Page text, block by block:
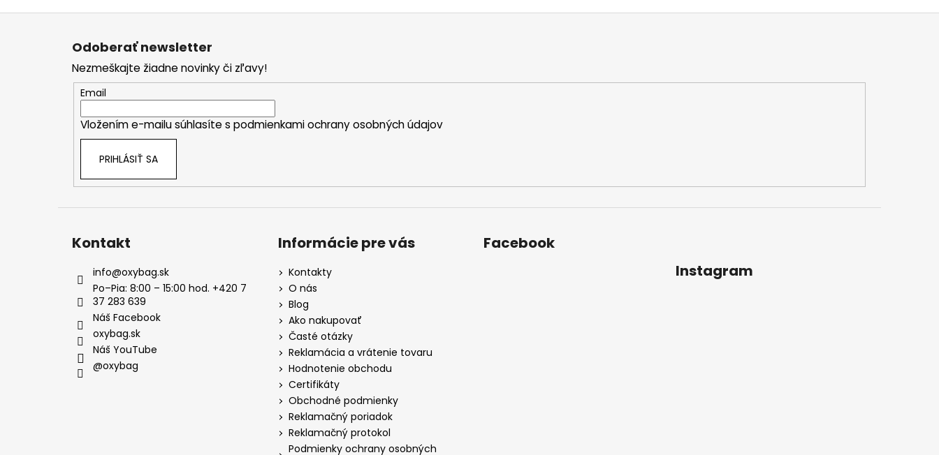
Z
Odoberať newsletter
Nezmeškajte žiadne novinky či zľavy!
Email
Vložením e-mailu súhlasíte s podmienkami ochrany osobných údajov
PRIHLÁSIŤ SA
Kontakt
info@oxybag.sk
Po–Pia: 8:00 – 15:00 hod. +420 7
37 283 639
Náš Facebook
oxybag.sk
Náš YouTube
@oxybag
Informácie pre vás
Kontakty
O nás
Blog
Ako nakupovať
Časté otázky
Reklamácia a vrátenie tovaru
Hodnotenie obchodu
Certifikáty
Obchodné podmienky
Reklamačný poriadok
Reklamačný protokol
Podmienky ochrany osobných
Facebook
Instagram